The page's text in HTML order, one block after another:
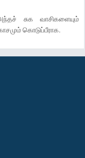
சுக வாசிகளையும்
கொடுப்பீராக.